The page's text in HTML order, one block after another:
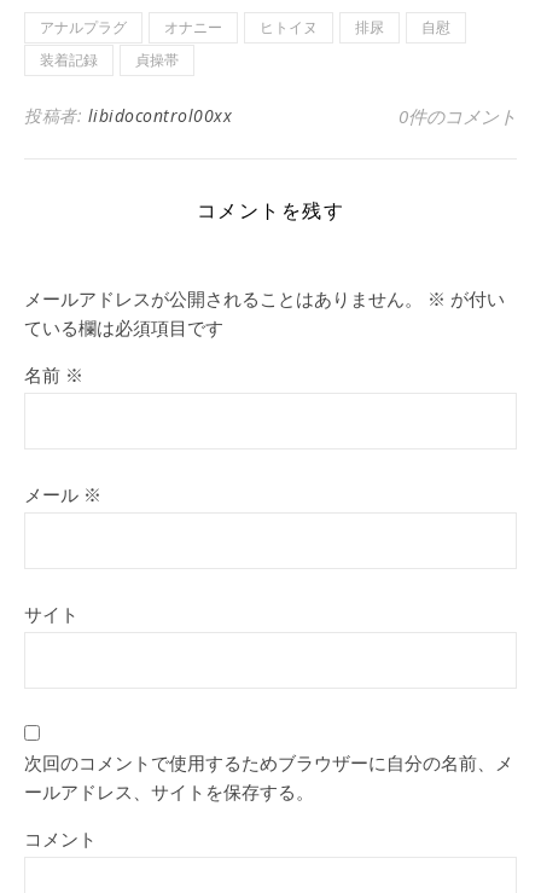
アナルプラグ オナニー ヒトイヌ 排尿
自慰
装着記録
貞操帯
投稿者: libidocontrol00xx 0件のコメント
コメントを残す
メールアドレスが公開されることはありません。 ※ が付い
ている欄は必須項目です
名前 ※
メール ※
サイト
次回のコメントで使用するためブラウザーに自分の名前、メ
ールアドレス、サイトを保存する。
コメント